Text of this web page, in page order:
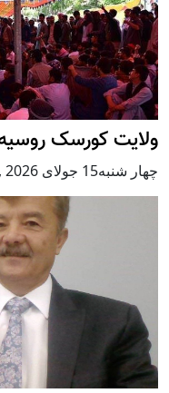
ولایت کورسک
چهار شنبه15 جولای 2026 ,